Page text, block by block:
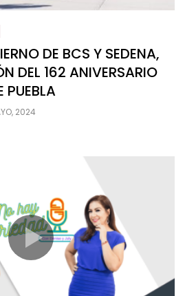
DE BCS Y SEDENA,
DEL 162 ANIVERSARIO
PUEBLA
2024